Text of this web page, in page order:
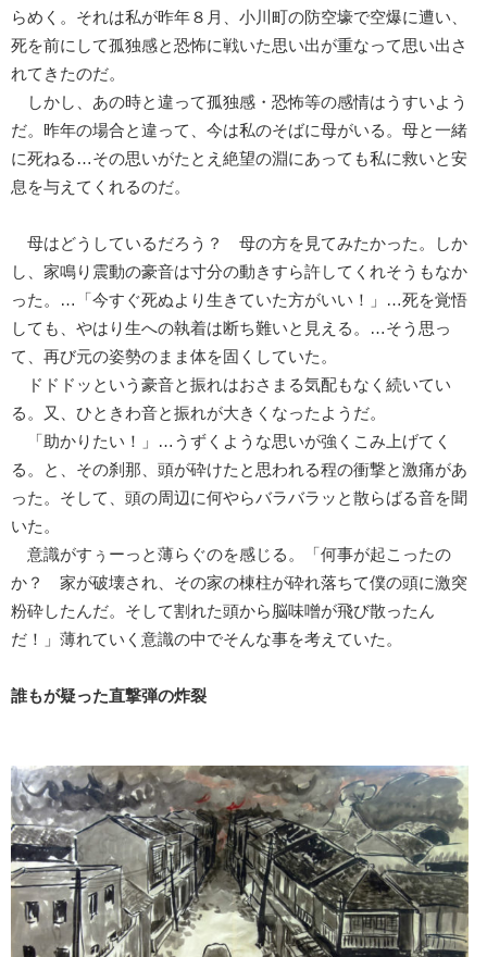
らめく。それは私が昨年８月、小川町の防空壕で空爆に遭い、
死を前にして孤独感と恐怖に戦いた思い出が重なって思い出さ
れてきたのだ。
しかし、あの時と違って孤独感・恐怖等の感情はうすいよう
だ。昨年の場合と違って、今は私のそばに母がいる。母と一緒
に死ねる…その思いがたとえ絶望の淵にあっても私に救いと安
息を与えてくれるのだ。
母はどうしているだろう？ 母の方を見てみたかった。しか
し、家鳴り震動の豪音は寸分の動きすら許してくれそうもなか
った。…「今すぐ死ぬより生きていた方がいい！」…死を覚悟
しても、やはり生への執着は断ち難いと見える。…そう思っ
て、再び元の姿勢のまま体を固くしていた。
ドドドッという豪音と振れはおさまる気配もなく続いてい
る。又、ひときわ音と振れが大きくなったようだ。
「助かりたい！」…うずくような思いが強くこみ上げてく
る。と、その刹那、頭が砕けたと思われる程の衝撃と激痛があ
った。そして、頭の周辺に何やらバラバラッと散らばる音を聞
いた。
意識がすぅーっと薄らぐのを感じる。「何事が起こったの
か？ 家が破壊され、その家の棟柱が砕れ落ちて僕の頭に激突
粉砕したんだ。そして割れた頭から脳味噌が飛び散ったん
だ！」薄れていく意識の中でそんな事を考えていた。
誰もが疑った直撃弾の炸裂